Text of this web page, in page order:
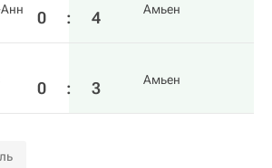
0 : 4 Амьен
0 : 3 Амьен